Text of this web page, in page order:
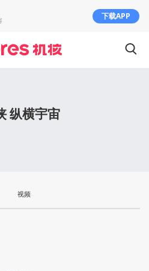
纵横宇宙
视频
下载APP